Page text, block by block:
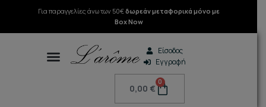
Μετάβαση
περιεχόμενο
Για παραγγελίες άνω των 50€δωρεάν μεταφορικά μόνο με
Box Now
Είσοδος
Εγγραφή
0,00 €
0
Cart